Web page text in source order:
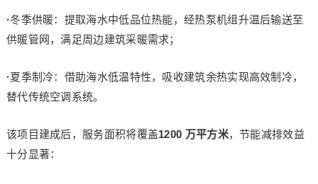
·冬季供暖：提取海水中低品位热能，经热泵机组升温后输送至
供暖管网，满足周边建筑采暖需求；
·夏季制冷：借助海水低温特性，吸收建筑余热实现高效制冷，
替代传统空调系统。
该项目建成后，服务面积将覆盖1200 万平方米，节能减排效益
十分显著：